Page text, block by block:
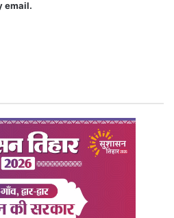
email.